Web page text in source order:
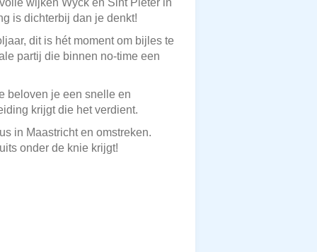
is dichterbij dan je denkt!
dit is hét moment om bijles te
partij die binnen no-time een
beloven je een snelle en
krijgt die het verdient.
in Maastricht en omstreken.
onder de knie krijgt!